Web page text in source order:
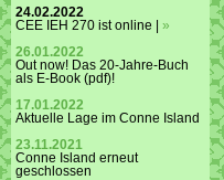
24.02.2022
CEE IEH 270 ist online | »
26.01.2022
Out now! Das 20-Jahre-Buch
als E-Book (pdf)!
17.01.2022
Aktuelle Lage im Conne Island
23.11.2021
Conne Island erneut
geschlossen